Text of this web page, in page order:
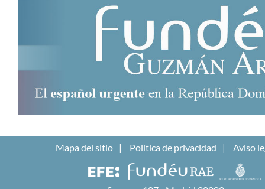
Mapa del sitio Política de privacidad Aviso